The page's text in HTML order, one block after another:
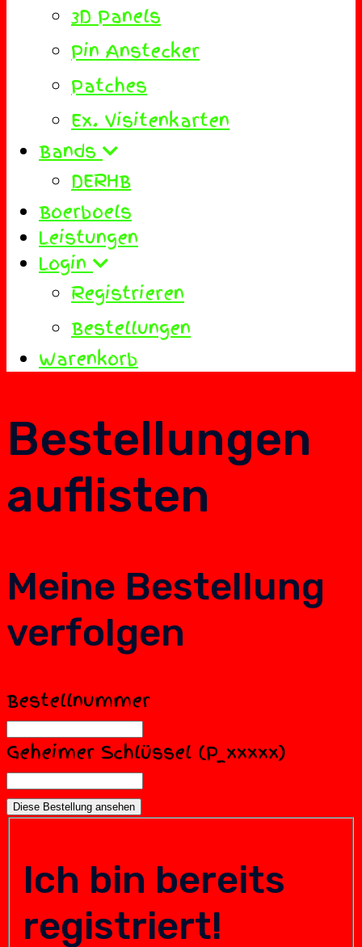
3D Panels
Pin Anstecker
Patches
Ex. Visitenkarten
Bands
DERHB
Boerboels
Leistungen
Login
Registrieren
Bestellungen
Warenkorb
Bestellungen
auflisten
Meine Bestellung
verfolgen
Bestellnummer
Geheimer Schlüssel (P_xxxxx)
Ich bin bereits
registriert!